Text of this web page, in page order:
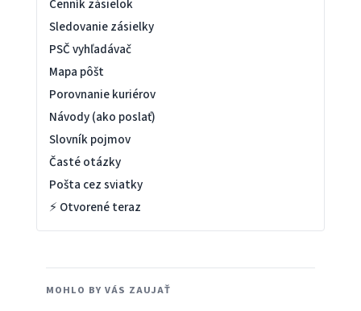
Cenník zásielok
Sledovanie zásielky
PSČ vyhľadávač
Mapa pôšt
Porovnanie kuriérov
Návody (ako poslať)
Slovník pojmov
Časté otázky
Pošta cez sviatky
⚡ Otvorené teraz
MOHLO BY VÁS ZAUJAŤ